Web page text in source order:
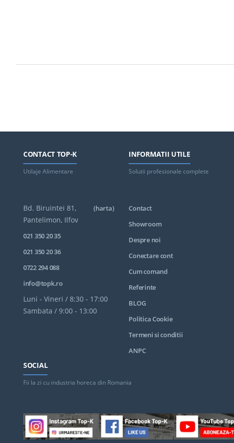
CONTACT TOP-K
Utilaje Alimentare
Bd. Biruintei 81,
Pantelimon, Ilfov
(harta)
021 350 20 35
021 350 20 36
0722 294 088
info@topk.ro
Luni - Vineri / 8:30 - 17:00
Sambata / 9:00 - 13:00
INFORMATII UTILE
Solutii profesionale complete
Contact
Showroom
Despre noi
Conectare cont
Cum comand
Referinte
BLOG
Politica Cookie
Termeni si conditii
ANPC
SOCIAL
Fii la zi cu industria horeca din Romania